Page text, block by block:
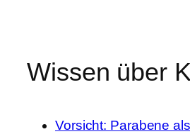
Wissen über
Vorsicht: Parabene